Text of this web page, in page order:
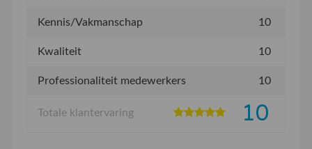
Kennis/Vakmanschap 10
Kwaliteit 10
Professionaliteit medewerkers 10
Totale klantervaring 10